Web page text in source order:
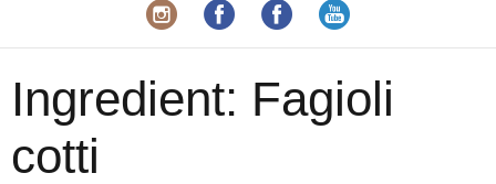
Ingredient: Fagioli
cotti